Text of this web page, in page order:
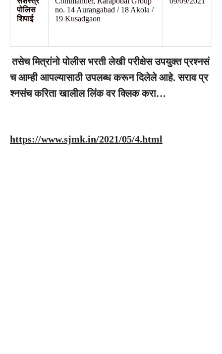
पोलिस
शिपाई
no. 14 Aurangabad / 18 Akola /
19 Kusadgaon
तसेच मित्रांनो पोलीस भरती लेखी परीक्षेस उपयुक्त प्रश्नसं
च आम्ही आपल्यासाठी उपलब्ध करून दिलेले आहे.सराव प्र
श्नसंच करिता खालील लिंक वर क्लिक करा…
https://www.sjmk.in/2021/05/4.html